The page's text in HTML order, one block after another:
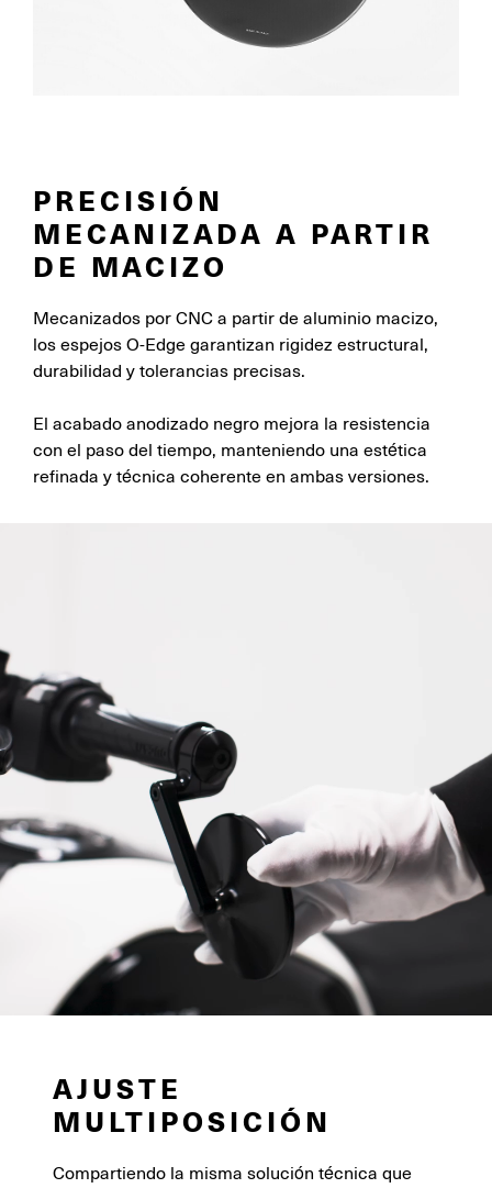
PRECISIÓN
MECANIZADA A PARTIR
DE MACIZO
Mecanizados por CNC a partir de aluminio macizo,
los espejos O-Edge garantizan rigidez estructural,
durabilidad y tolerancias precisas.
El acabado anodizado negro mejora la resistencia
con el paso del tiempo, manteniendo una estética
refinada y técnica coherente en ambas versiones.
AJUSTE
MULTIPOSICIÓN
Compartiendo la misma solución técnica que